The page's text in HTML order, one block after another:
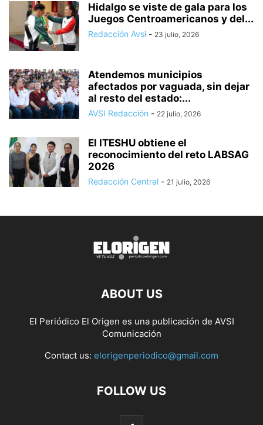
Hidalgo se viste de gala para los
Juegos Centroamericanos y del...
Redacción Avsi - 23 julio, 2026
Atendemos municipios
afectados por vaguada, sin dejar
al resto del estado:...
AVSI Redacción - 22 julio, 2026
El ITESHU obtiene el
reconocimiento del reto LABSAG
2026
Redacción Central - 21 julio, 2026
ABOUT US
El Periódico El Origen es una publicación de AVSI
Comunicación
Contact us: elorigenperiodico@gmail.com
FOLLOW US